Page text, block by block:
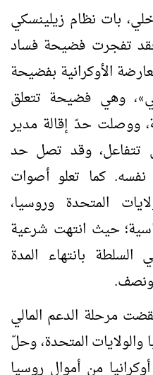
بات نظام زيلينسكي
تفجرت فضيحة فساد
الأوكرانية بفضيحة
»، وهي فضيحة تتعلق
ووصلت حدّ إقالة مدير
تتفاعل، وقد تصل حد
كما تعلو أصوات
المتحدة وروسيا،
حيث انتهت شرعية
بانتهاء المدة
ونصف.
مرحلة الدعم المالي
والولايات المتحدة، وحلّ
من أموال روسيا